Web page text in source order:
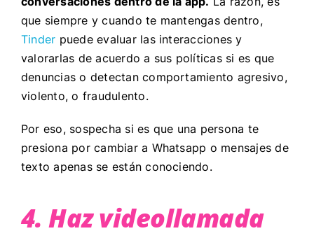
que siempre y cuando te mantengas dentro,
Tinder puede evaluar las interacciones y
valorarlas de acuerdo a sus políticas si es que
denuncias o detectan comportamiento agresivo,
violento, o fraudulento.
Por eso, sospecha si es que una persona te
presiona por cambiar a Whatsapp o mensajes de
texto apenas se están conociendo.
4. Haz videollamada